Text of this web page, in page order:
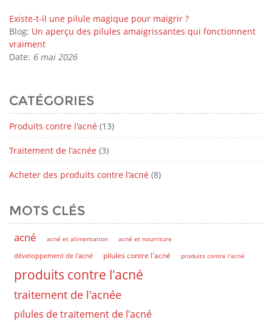
Existe-t-il une pilule magique pour maigrir ?
Blog: Un aperçu des pilules amaigrissantes qui fonctionnent
vraiment
Date: 6 mai 2026
CATÉGORIES
Produits contre l'acné (13)
Traitement de l'acnée (3)
Acheter des produits contre l'acné (8)
MOTS CLÉS
acné acné et alimentation
acné et nourriture
développement de l'acné
pilules contre l'acné produits contre l'acné
produits contre l'acné
traitement de l'acnée
pilules de traitement de l'acné